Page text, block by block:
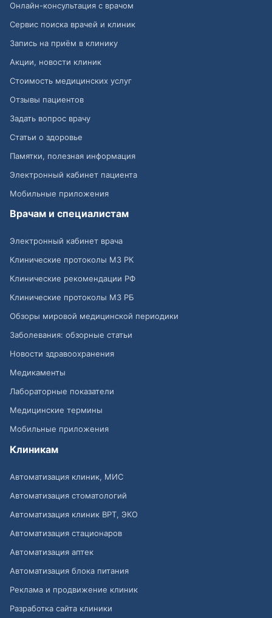
Онлайн-консультация с врачом
Сервис поиска врачей и клиник
Запись на приём в клинику
Акции, новости клиник
Стоимость медицинских услуг
Отзывы пациентов
Задать вопрос врачу
Статьи о здоровье
Памятки, полезная информация
Электронный кабинет пациента
Мобильные приложения
Врачам и специалистам
Электронный кабинет врача
Клинические протоколы МЗ РК
Клинические рекомендации РФ
Клинические протоколы МЗ РБ
Обзоры мировой медицинской периодики
Заболевания: обзорные статьи
Новости здравоохранения
Медикаменты
Лабораторные показатели
Медицинские термины
Мобильные приложения
Клиникам
Автоматизация клиник, МИС
Автоматизация стоматологий
Автоматизация клиник ВРТ, ЭКО
Автоматизация стационаров
Автоматизация аптек
Автоматизация блока питания
Реклама и продвижение клиник
Разработка сайта клиники